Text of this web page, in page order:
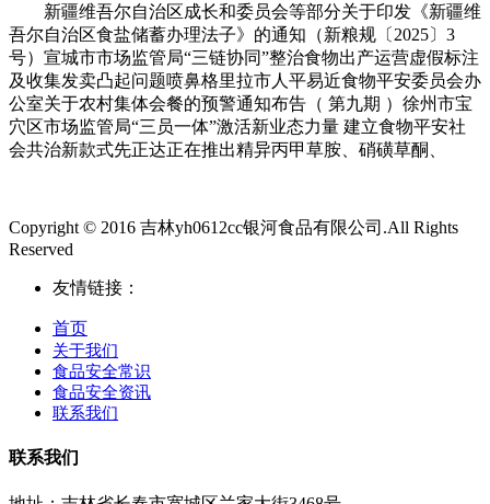
新疆维吾尔自治区成长和委员会等部分关于印发《新疆维
吾尔自治区食盐储蓄办理法子》的通知（新粮规〔2025〕3
号）宣城市市场监管局“三链协同”整治食物出产运营虚假标注
及收集发卖凸起问题喷鼻格里拉市人平易近食物平安委员会办
公室关于农村集体会餐的预警通知布告（ 第九期 ）徐州市宝
穴区市场监管局“三员一体”激活新业态力量 建立食物平安社
会共治新款式先正达正在推出精异丙甲草胺、硝磺草酮、
Copyright © 2016 吉林yh0612cc银河食品有限公司.All Rights
Reserved
友情链接：
首页
关于我们
食品安全常识
食品安全资讯
联系我们
联系我们